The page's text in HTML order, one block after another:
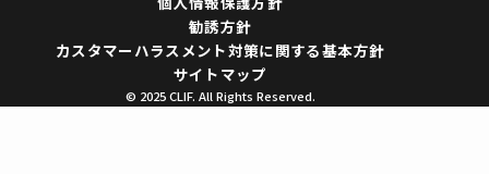
勧誘方針
カスタマーハラスメント対策に関する基本方針
サイトマップ
© 2025 CLIF. All Rights Reserved.